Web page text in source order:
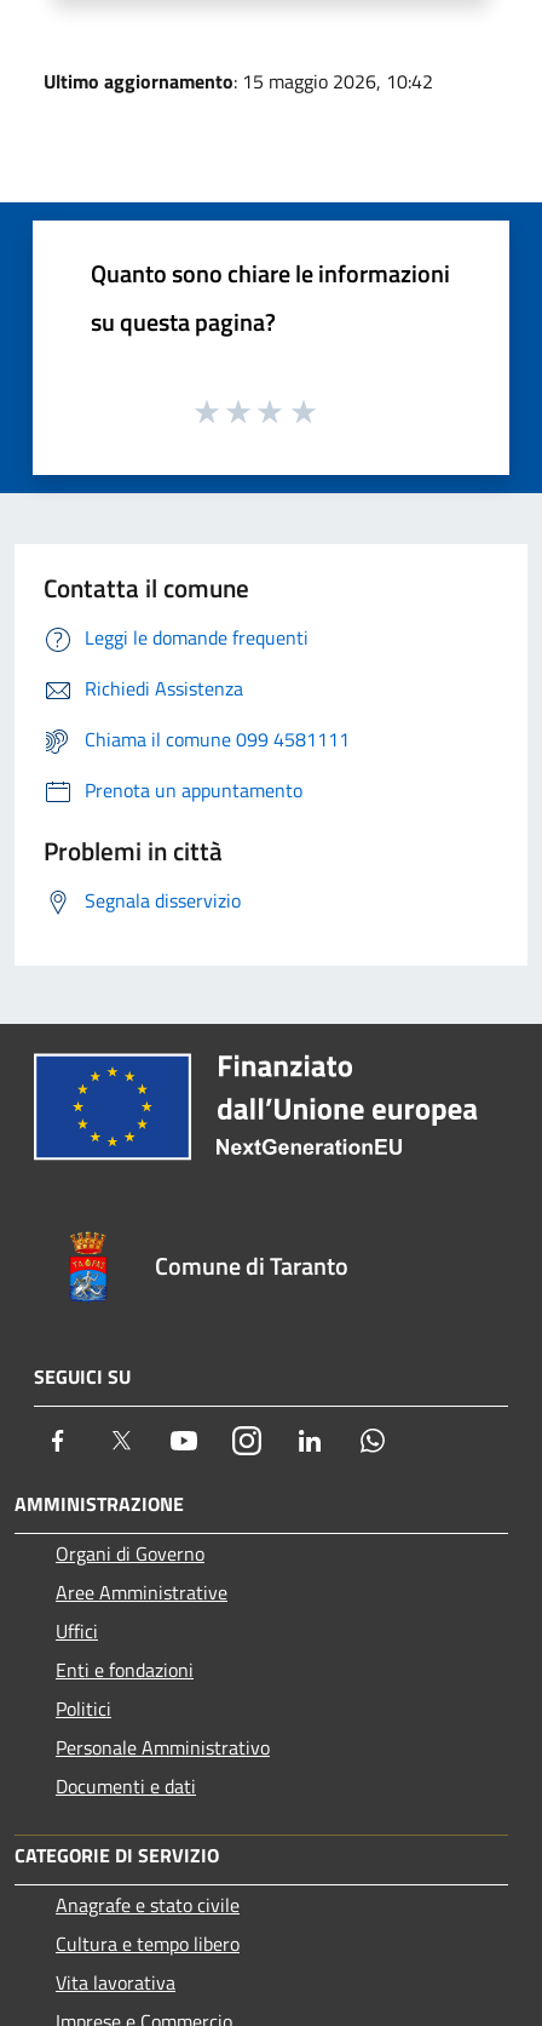
Ultimo aggiornamento: 15 maggio 2026, 10:42
Quanto sono chiare le informazioni
su questa pagina?
Contatta il comune
Leggi le domande frequenti
Richiedi Assistenza
Chiama il comune 099 4581111
Prenota un appuntamento
Problemi in città
Segnala disservizio
Comune di Taranto
SEGUICI SU
Facebook Twitter YoutubeInstagram LinkedIn
AMMINISTRAZIONE
Organi di Governo
Aree Amministrative
Uffici
Enti e fondazioni
Politici
Personale Amministrativo
Documenti e dati
CATEGORIE DI SERVIZIO
Anagrafe e stato civile
Cultura e tempo libero
Vita lavorativa